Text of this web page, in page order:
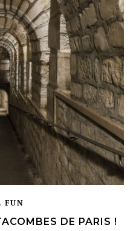
FUN
DE PARIS !